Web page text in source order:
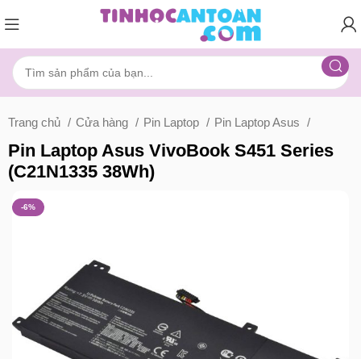
Trang chủ Cửa hàng Pin Laptop Pin Laptop Asus
Pin Laptop Asus VivoBook S451 Series
(C21N1335 38Wh)
-6%